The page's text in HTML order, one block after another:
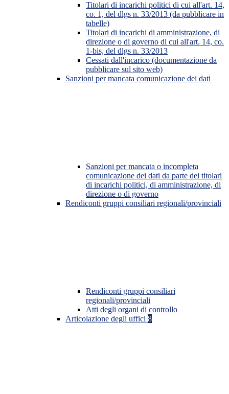
Titolari di incarichi politici di cui all'art. 14,
co. 1, del dlgs n. 33/2013 (da pubblicare in
tabelle)
Titolari di incarichi di amministrazione, di
direzione o di governo di cui all'art. 14, co.
1-bis, del dlgs n. 33/2013
Cessati dall'incarico (documentazione da
pubblicare sul sito web)
Sanzioni per mancata comunicazione dei dati
Sanzioni per mancata o incompleta
comunicazione dei dati da parte dei titolari
di incarichi politici, di amministrazione, di
direzione o di governo
Rendiconti gruppi consiliari regionali/provinciali
Rendiconti gruppi consiliari
regionali/provinciali
Atti degli organi di controllo
Articolazione degli uffici 8